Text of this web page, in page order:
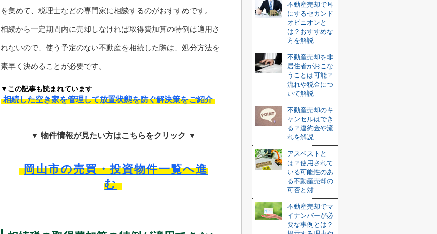
を集めて、税理士などの専門家に相談するのがおすすめです。
相続から一定期間内に売却しなければ取得費加算の特例は適用さ
れないので、使う予定のない不動産を相続した際は、処分方法を
素早く決めることが必要です。
▼この記事も読まれています
相続した空き家を管理して放置状態を防ぐ解決策をご紹介
▼ 物件情報が見たい方はこちらをクリック ▼
岡山市の売買・投資物件一覧へ進
む
不動産売却で耳
にするセカンド
オピニオンと
は？おすすめな
方を解説
不動産売却を非
居住者がおこな
うことは可能？
流れや税金につ
いて解説
不動産売却のキ
ャンセルはでき
る？違約金や流
れを解説
アスベストと
は？使用されて
いる可能性のあ
る不動産売却の
可否と対...
不動産売却でマ
イナンバーが必
要な事例とは？